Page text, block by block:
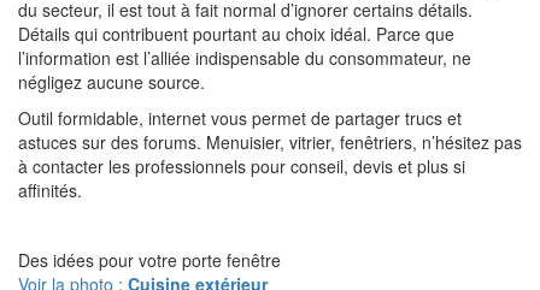
du secteur, il est tout à fait normal d’ignorer certains détails.
Détails qui contribuent pourtant au choix idéal. Parce que
l’information est l’alliée indispensable du consommateur, ne
négligez aucune source.
Outil formidable, internet vous permet de partager trucs et
astuces sur des forums. Menuisier, vitrier, fenêtriers, n’hésitez pas
à contacter les professionnels pour conseil, devis et plus si
affinités.
Des idées pour votre porte fenêtre
Voir la photo : Cuisine extérieur